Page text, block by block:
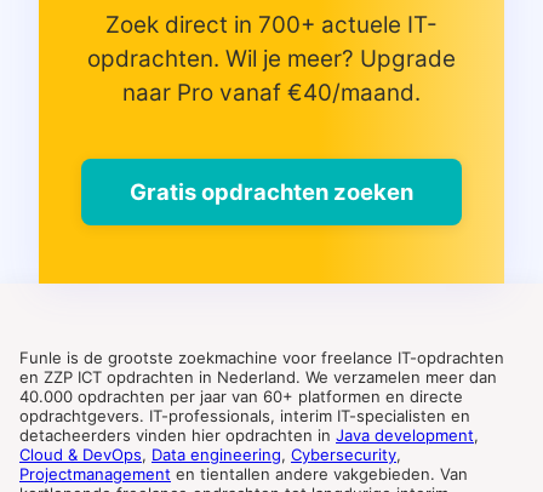
Zoek direct in 700+ actuele IT-
opdrachten. Wil je meer? Upgrade
naar Pro vanaf €40/maand.
Gratis opdrachten zoeken
Funle is de grootste zoekmachine voor freelance IT-opdrachten
en ZZP ICT opdrachten in Nederland. We verzamelen meer dan
40.000 opdrachten per jaar van 60+ platformen en directe
opdrachtgevers. IT-professionals, interim IT-specialisten en
detacheerders vinden hier opdrachten in Java development,
Cloud & DevOps, Data engineering, Cybersecurity,
Projectmanagement en tientallen andere vakgebieden. Van